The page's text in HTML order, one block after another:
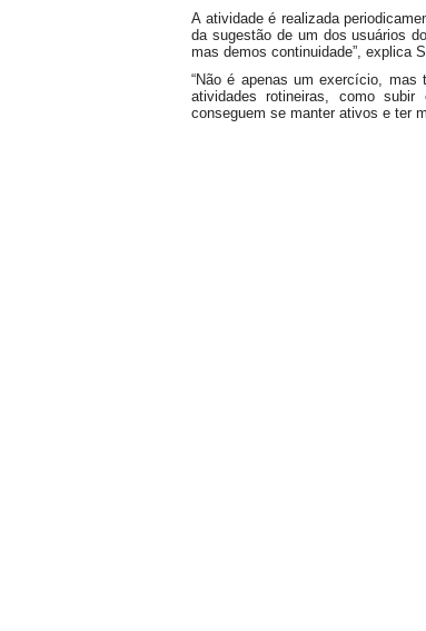
A atividade é realizada
da sugestão de um dos usuários
mas demos continuidade”, explica
“Não é apenas um exercício,
atividades rotineiras, como
conseguem se manter ativos e ter